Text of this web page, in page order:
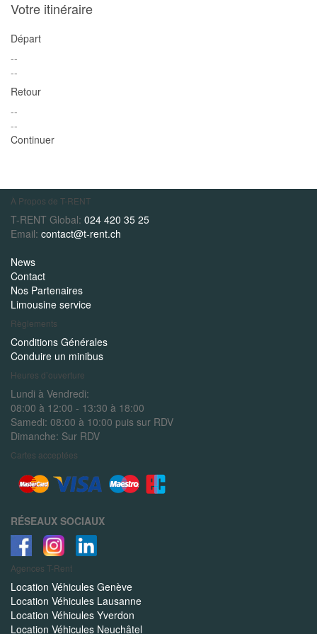
Votre itinéraire
Départ
--
--
Retour
--
--
Continuer
À Propos de T-RENT
T-RENT Global: 024 420 35 25
Email: contact@t-rent.ch
News
Contact
Nos Partenaires
Limousine service
Règlements
Conditions Générales
Conduire un minibus
Heures d’ouverture
Lundi à Vendredi:
08:00 à 12:00 - 13:30 à 18:00
Samedi: 08:00 à 10:00 puis sur RDV
Dimanche: Sur RDV
Cartes acceptées
RÉSEAUX SOCIAUX
Agences T-Rent
Location Véhicules Genève
Location Véhicules Lausanne
Location Véhicules Yverdon
Location Véhicules Neuchâtel